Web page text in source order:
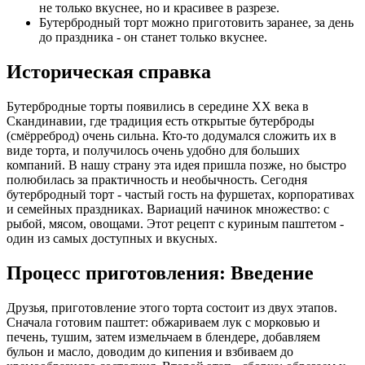
не только вкуснее, но и красивее в разрезе.
Бутербродный торт можно приготовить заранее, за день
до праздника - он станет только вкуснее.
Историческая справка
Бутербродные торты появились в середине XX века в
Скандинавии, где традиция есть открытые бутерброды
(смёрреброд) очень сильна. Кто-то додумался сложить их в
виде торта, и получилось очень удобно для больших
компаний. В нашу страну эта идея пришла позже, но быстро
полюбилась за практичность и необычность. Сегодня
бутербродный торт - частый гость на фуршетах, корпоративах
и семейных праздниках. Вариаций начинок множество: с
рыбой, мясом, овощами. Этот рецепт с куриным паштетом -
один из самых доступных и вкусных.
Процесс приготовления: Введение
Друзья, приготовление этого торта состоит из двух этапов.
Сначала готовим паштет: обжариваем лук с морковью и
печень, тушим, затем измельчаем в блендере, добавляем
бульон и масло, доводим до кипения и взбиваем до